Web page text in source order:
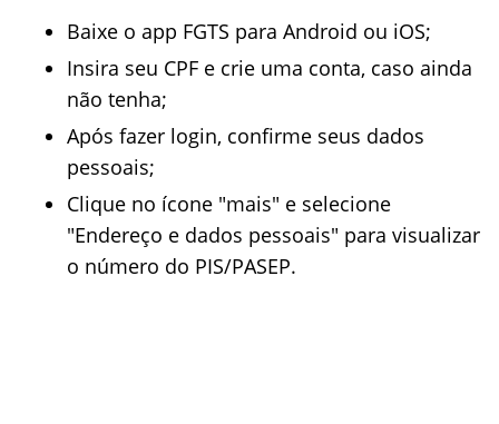
Baixe o app FGTS para Android ou iOS;
Insira seu CPF e crie uma conta, caso ainda
não tenha;
Após fazer login, confirme seus dados
pessoais;
Clique no ícone "mais" e selecione
"Endereço e dados pessoais" para visualizar
o número do PIS/PASEP.